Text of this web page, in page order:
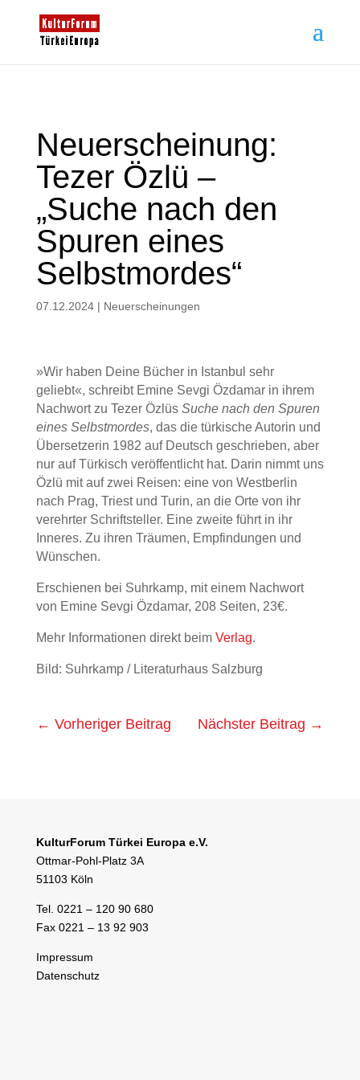
Neuerscheinung:
Tezer Özlü –
„Suche nach den
Spuren eines
Selbstmordes“
07.12.2024| Neuerscheinungen
»Wir haben Deine Bücher in Istanbul sehr
geliebt«, schreibt Emine Sevgi Özdamar in ihrem
Nachwort zu Tezer Özlüs Suche nach den Spuren
eines Selbstmordes, das die türkische Autorin und
Übersetzerin 1982 auf Deutsch geschrieben, aber
nur auf Türkisch veröffentlicht hat. Darin nimmt uns
Özlü mit auf zwei Reisen: eine von Westberlin
nach Prag, Triest und Turin, an die Orte von ihr
verehrter Schriftsteller. Eine zweite führt in ihr
Inneres. Zu ihren Träumen, Empfindungen und
Wünschen.
Erschienen bei Suhrkamp, mit einem Nachwort
von Emine Sevgi Özdamar, 208 Seiten, 23€.
Mehr Informationen direkt beim Verlag.
Bild: Suhrkamp / Literaturhaus Salzburg
← Vorheriger Beitrag Nächster Beitrag →
KulturForum Türkei Europa e.V.
Ottmar-Pohl-Platz 3A
51103 Köln
Tel. 0221 – 120 90 680
Fax 0221 – 13 92 903
Impressum
Datenschutz